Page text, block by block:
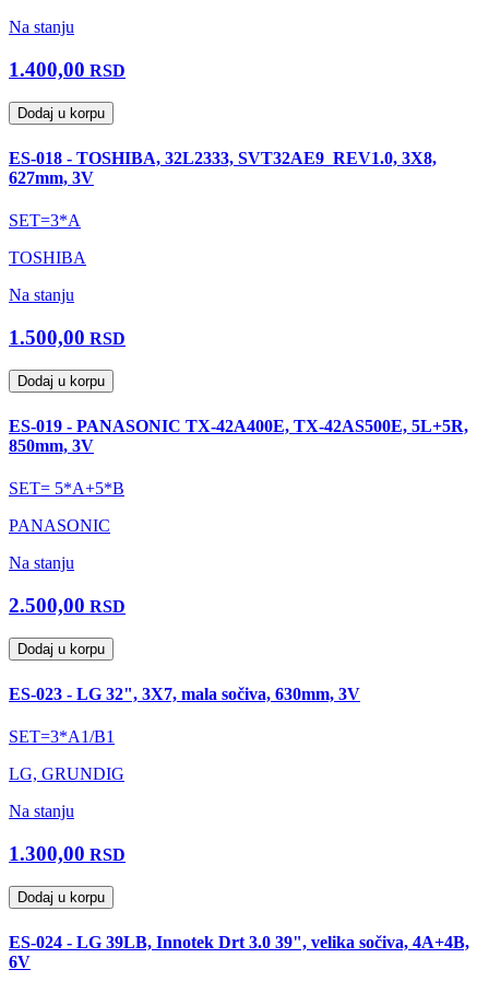
Na stanju
1.400,00 RSD
Dodaj u korpu
ES-018 - TOSHIBA, 32L2333, SVT32AE9_REV1.0, 3X8,
627mm, 3V
SET=3*A
TOSHIBA
Na stanju
1.500,00 RSD
Dodaj u korpu
ES-019 - PANASONIC TX-42A400E, TX-42AS500E, 5L+5R,
850mm, 3V
SET= 5*A+5*B
PANASONIC
Na stanju
2.500,00 RSD
Dodaj u korpu
ES-023 - LG 32", 3X7, mala sočiva, 630mm, 3V
SET=3*A1/B1
LG, GRUNDIG
Na stanju
1.300,00 RSD
Dodaj u korpu
ES-024 - LG 39LB, Innotek Drt 3.0 39", velika sočiva, 4A+4B,
6V